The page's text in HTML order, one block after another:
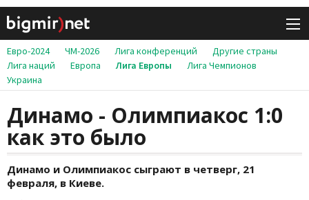
Евро-2024 ЧМ-2026 Лига конференций
Другие страны
Лига наций
Европа Лига Европы
Лига Чемпионов
Украина
Динамо - Олимпиакос 1:0
как это было
Динамо и Олимпиакос сыграют в четверг, 21
февраля, в Киеве.